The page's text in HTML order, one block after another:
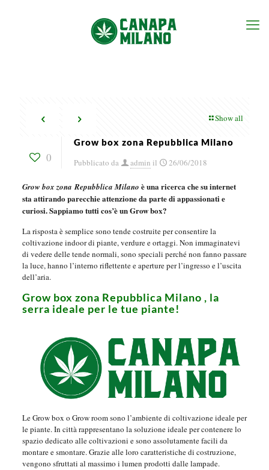
Show all
0
Grow box zona Repubblica Milano
Pubblicato da
admin il 26/06/2018
Grow box zona Repubblica Milano è una ricerca che su internet
sta attirando parecchie attenzione da parte di appassionati e
curiosi. Sappiamo tutti cos’è un Grow box?
La risposta è semplice sono tende costruite per consentire la
coltivazione indoor di piante, verdure e ortaggi. Non immaginatevi
di vedere delle tende normali, sono speciali perché non fanno passare
la luce, hanno l’interno riflettente e aperture per l’ingresso e l’uscita
dell’aria.
Grow box zona Repubblica Milano , la
serra ideale per le tue piante!
Le Grow box o Grow room sono l’ambiente di coltivazione ideale per
le piante. In città rappresentano la soluzione ideale per contenere lo
spazio dedicato alle coltivazioni e sono assolutamente facili da
montare e smontare. Grazie alle loro caratteristiche di costruzione,
vengono sfruttati al massimo i lumen prodotti dalle lampade.